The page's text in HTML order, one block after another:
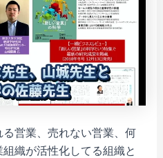
営業、売れない営業、何
織が活性化してる組織と